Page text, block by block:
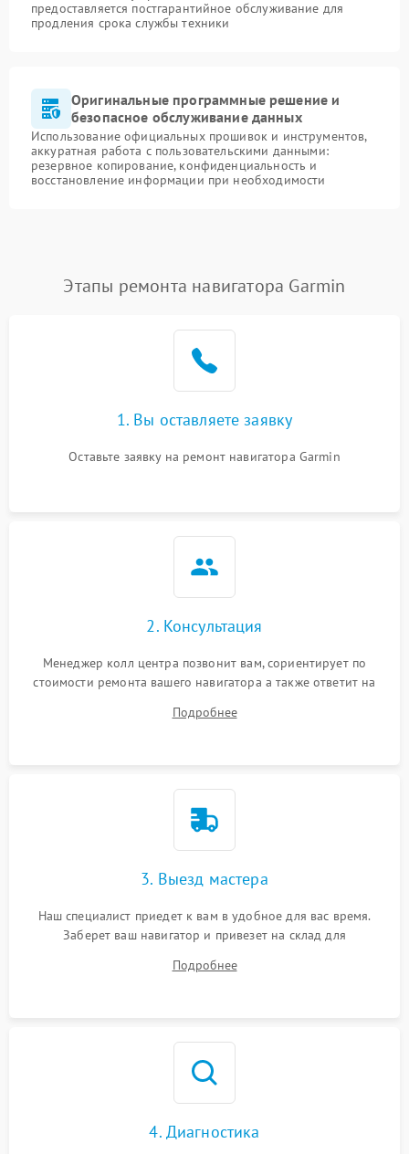
предоставляется постгарантийное обслуживание для
продления срока службы техники
Оригинальные программные решение и
безопасное обслуживание данных
Использование официальных прошивок и инструментов,
аккуратная работа с пользовательскими данными:
резервное копирование, конфиденциальность и
восстановление информации при необходимости
Этапы ремонта навигатора Garmin
1. Вы оставляете заявку
Оставьте заявку на ремонт навигатора Garmin
2. Консультация
Менеджер колл центра позвонит вам, сориентирует по
стоимости ремонта вашего навигатора а также ответит на
Подробнее
3. Выезд мастера
Наш специалист приедет к вам в удобное для вас время.
Заберет ваш навигатор и привезет на склад для
Подробнее
4. Диагностика